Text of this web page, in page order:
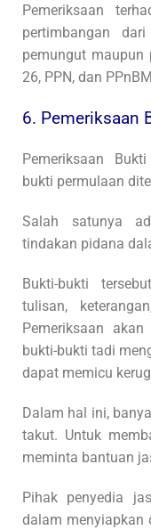
Pemeriksaan
pertimbangan
pemungut maupun
26, PPN, dan
6. Pemeriksaan
Pemeriksaan
bukti permulaan
Salah satunya
tindakan pidana
Bukti-bukti
tulisan,
Pemeriksaan
bukti-bukti tadi
dapat memicu
Dalam hal ini,
takut. Untuk
meminta bantuan
Pihak penyedia
dalam menyiapkan